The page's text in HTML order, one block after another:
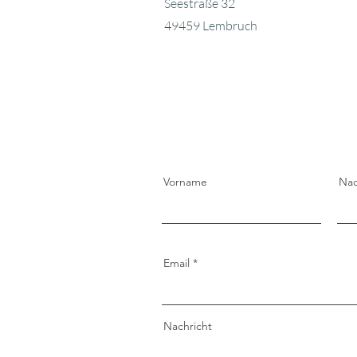
Seestraße 32
49459 Lembruch
Vorname
Email
Nachricht